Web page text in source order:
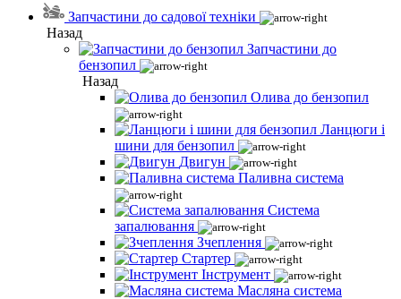
Запчастини до садової техніки
Назад
Запчастини до
бензопил
Назад
Олива до бензопил
Ланцюги і
шини для бензопил
Двигун
Паливна система
Система
запалювання
Зчеплення
Стартер
Інструмент
Масляна система